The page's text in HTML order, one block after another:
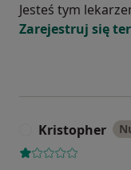
Jesteś tym
Zarejestruj się
Kristopher